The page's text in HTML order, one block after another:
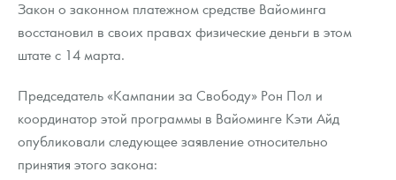
Русская нумизматика
Золотая карманная галерея
Монеты и жетоны из недрагоценных металлов
Книги по нумизматике
Закон о законном платежном средстве Вайоминга
восстановил в своих правах физические деньги в этом
штате с 14 марта.
Председатель «Кампании за Свободу» Рон Пол и
координатор этой программы в Вайоминге Кэти Айд
опубликовали следующее заявление относительно
принятия этого закона: